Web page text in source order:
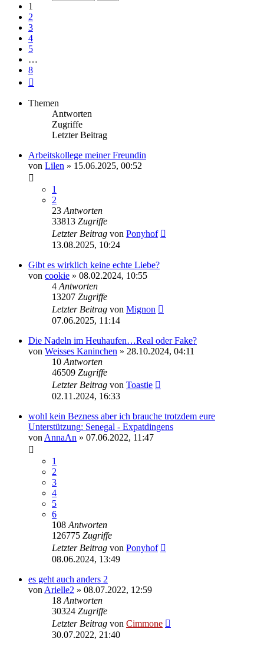
1
2
3
4
5
…
8
Themen
Antworten
Zugriffe
Letzter Beitrag
Arbeitskollege meiner Freundin
von Lilen » 15.06.2025, 00:52
1
2
23 Antworten
33813 Zugriffe
Letzter Beitrag von Ponyhof
13.08.2025, 10:24
Gibt es wirklich keine echte Liebe?
von cookie » 08.02.2024, 10:55
4 Antworten
13207 Zugriffe
Letzter Beitrag von Mignon
07.06.2025, 11:14
Die Nadeln im Heuhaufen…Real oder Fake?
von Weisses Kaninchen » 28.10.2024, 04:11
10 Antworten
46509 Zugriffe
Letzter Beitrag von Toastie
02.11.2024, 16:33
wohl kein Bezness aber ich brauche trotzdem eure
Unterstützung: Senegal - Expatdingens
von AnnaAn » 07.06.2022, 11:47
1
2
3
4
5
6
108 Antworten
126775 Zugriffe
Letzter Beitrag von Ponyhof
08.06.2024, 13:49
es geht auch anders 2
von Arielle2 » 08.07.2022, 12:59
18 Antworten
30324 Zugriffe
Letzter Beitrag von Cimmone
30.07.2022, 21:40